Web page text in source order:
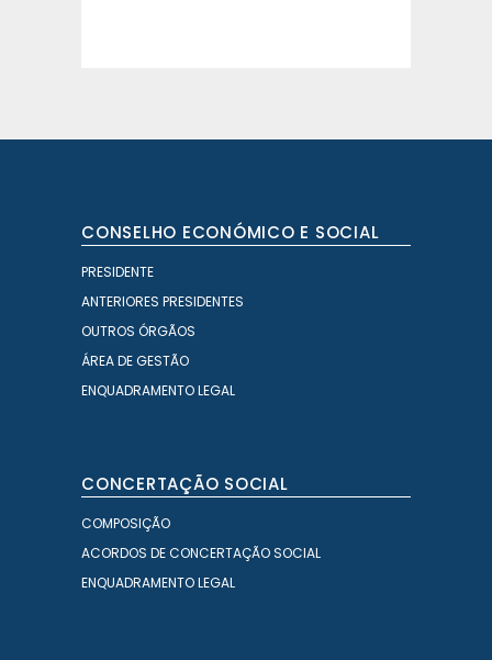
CONSELHO ECONÓMICO E SOCIAL
PRESIDENTE
ANTERIORES PRESIDENTES
OUTROS ÓRGÃOS
ÁREA DE GESTÃO
ENQUADRAMENTO LEGAL
CONCERTAÇÃO SOCIAL
COMPOSIÇÃO
ACORDOS DE CONCERTAÇÃO SOCIAL
ENQUADRAMENTO LEGAL